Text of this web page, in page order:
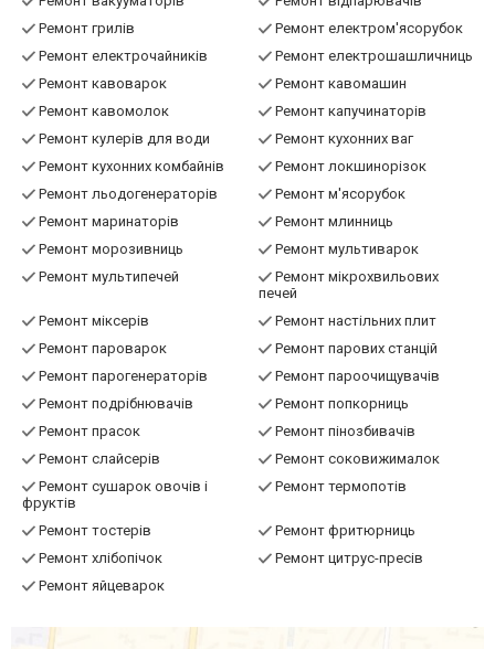
Ремонт грилів
Ремонт електром'ясорубок
Ремонт електрочайників
Ремонт електрошашличниць
Ремонт кавоварок
Ремонт кавомашин
Ремонт кавомолок
Ремонт капучинаторів
Ремонт кулерів для води
Ремонт кухонних ваг
Ремонт кухонних комбайнів
Ремонт локшинорізок
Ремонт льодогенераторів
Ремонт м'ясорубок
Ремонт маринаторів
Ремонт млинниць
Ремонт морозивниць
Ремонт мультиварок
Ремонт мультипечей
Ремонт мікрохвильових
печей
Ремонт міксерів
Ремонт настільних плит
Ремонт пароварок
Ремонт парових станцій
Ремонт парогенераторів
Ремонт пароочищувачів
Ремонт подрібнювачів
Ремонт попкорниць
Ремонт прасок
Ремонт пінозбивачів
Ремонт слайсерів
Ремонт соковижималок
Ремонт сушарок овочів і
фруктів
Ремонт термопотів
Ремонт тостерів
Ремонт фритюрниць
Ремонт хлібопічок
Ремонт цитрус-пресів
Ремонт яйцеварок